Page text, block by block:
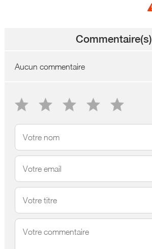
Commentaire(s)
Aucun commentaire